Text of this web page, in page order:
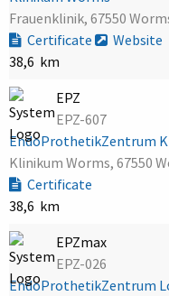
Frauenklinik, 67550
Certificate
Website
38,6 km
EPZ
EPZ-607
EndoProthetikZentrum
Klinikum Worms, 67550
Certificate
38,6 km
EPZmax
EPZ-026
EndoProthetikZentrum